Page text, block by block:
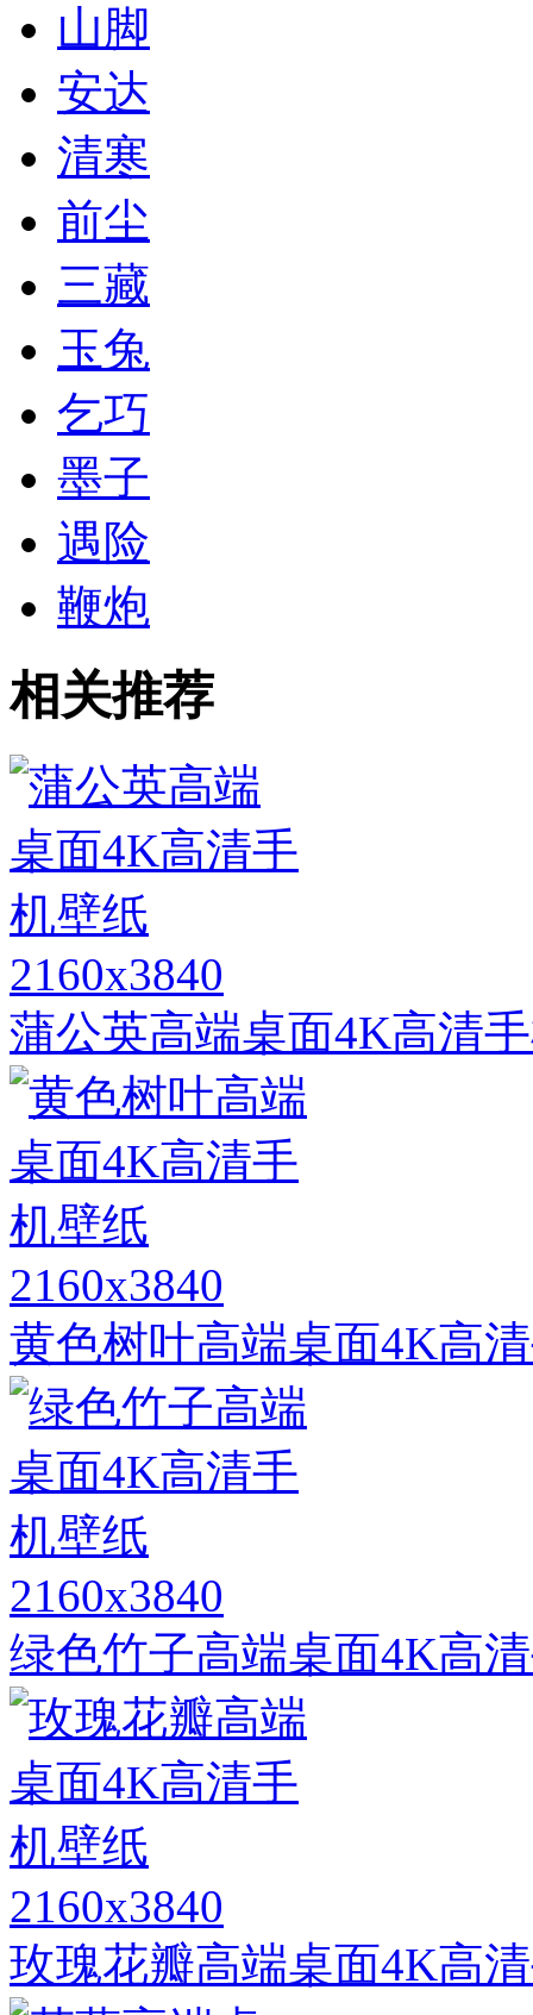
山脚
安达
清寒
前尘
三藏
玉兔
乞巧
墨子
遇险
鞭炮
相关推荐
2160x3840
蒲公英高端桌面4K高清
2160x3840
黄色树叶高端桌面4K高
2160x3840
绿色竹子高端桌面4K高
2160x3840
玫瑰花瓣高端桌面4K高